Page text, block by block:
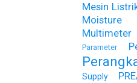
Mesin
Moisture
Multimeter
Parameter
Supply